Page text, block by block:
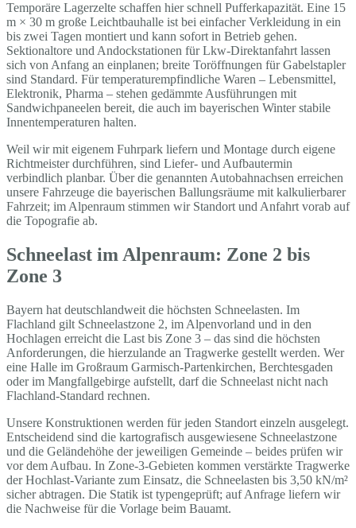
Temporäre Lagerzelte schaffen hier schnell Pufferkapazität. Eine 15
m × 30 m große Leichtbauhalle ist bei einfacher Verkleidung in ein
bis zwei Tagen montiert und kann sofort in Betrieb gehen.
Sektionaltore und Andockstationen für Lkw-Direktanfahrt lassen
sich von Anfang an einplanen; breite Toröffnungen für Gabelstapler
sind Standard. Für temperaturempfindliche Waren – Lebensmittel,
Elektronik, Pharma – stehen gedämmte Ausführungen mit
Sandwichpaneelen bereit, die auch im bayerischen Winter stabile
Innentemperaturen halten.
Weil wir mit eigenem Fuhrpark liefern und Montage durch eigene
Richtmeister durchführen, sind Liefer- und Aufbautermin
verbindlich planbar. Über die genannten Autobahnachsen erreichen
unsere Fahrzeuge die bayerischen Ballungsräume mit kalkulierbarer
Fahrzeit; im Alpenraum stimmen wir Standort und Anfahrt vorab auf
die Topografie ab.
Schneelast im Alpenraum: Zone 2 bis
Zone 3
Bayern hat deutschlandweit die höchsten Schneelasten. Im
Flachland gilt Schneelastzone 2, im Alpenvorland und in den
Hochlagen erreicht die Last bis Zone 3 – das sind die höchsten
Anforderungen, die hierzulande an Tragwerke gestellt werden. Wer
eine Halle im Großraum Garmisch-Partenkirchen, Berchtesgaden
oder im Mangfallgebirge aufstellt, darf die Schneelast nicht nach
Flachland-Standard rechnen.
Unsere Konstruktionen werden für jeden Standort einzeln ausgelegt.
Entscheidend sind die kartografisch ausgewiesene Schneelastzone
und die Geländehöhe der jeweiligen Gemeinde – beides prüfen wir
vor dem Aufbau. In Zone-3-Gebieten kommen verstärkte Tragwerke
der Hochlast-Variante zum Einsatz, die Schneelasten bis 3,50 kN/m²
sicher abtragen. Die Statik ist typengeprüft; auf Anfrage liefern wir
die Nachweise für die Vorlage beim Bauamt.